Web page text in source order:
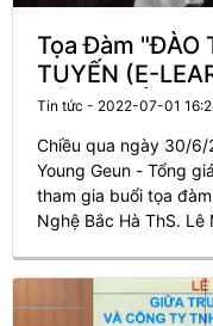
Tọa Đàm "ĐÀO
TUYẾN (E-
HÀN QUỐC”
Tin tức - 2022-07-01
Chiều qua ngày 30/6/
Young Geun - Tổng
tham gia buổi tọa
Nghệ Bắc Hà ThS.